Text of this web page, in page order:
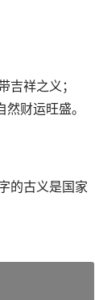
吉祥之义；
财运旺盛。
的古义是国家